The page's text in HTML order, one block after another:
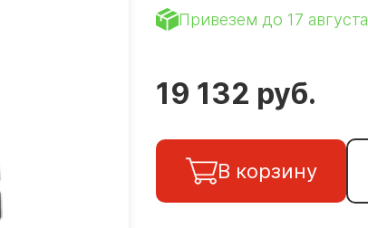
Привезем до 17 августа
19 132 руб.
В корзину